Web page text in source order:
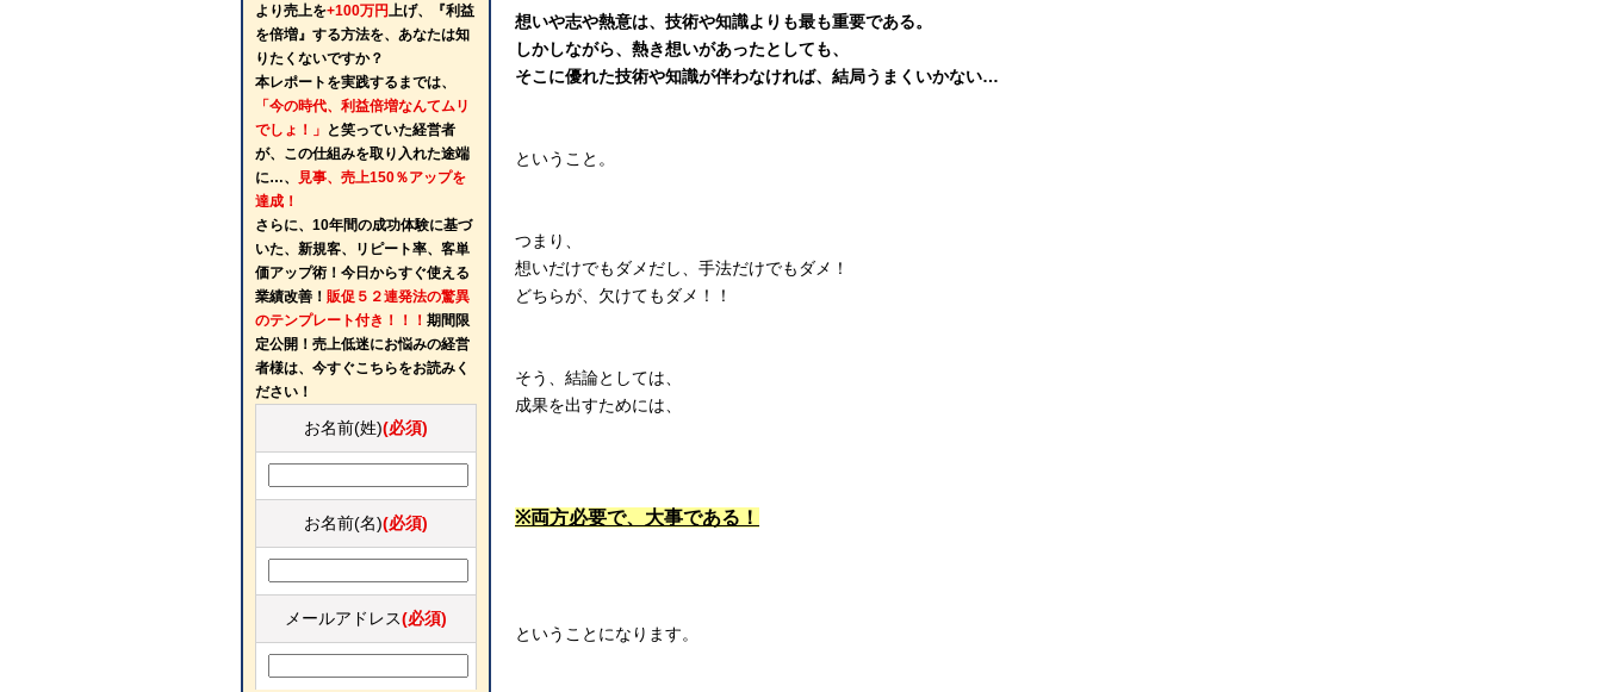
想いや志や熱意は、技術や知識よりも最も重要である。
しかしながら、熱き想いがあったとしても、
そこに優れた技術や知識が伴わなければ、結局うまくいかない…
ということ。
つまり、
想いだけでもダメだし、手法だけでもダメ！
どちらが、欠けてもダメ！！
そう、結論としては、
成果を出すためには、
※両方必要で、大事である！
ということになります。
より売上を+100万円上げ、『利益
を倍増』する方法を、あなたは知
りたくないですか？
本レポートを実践するまでは、
「今の時代、利益倍増なんてムリ
でしょ！」 と笑っていた経営者
が、この仕組みを取り入れた途端
に…、
見事、売上150％アップを
達成！
さらに、10年間の成功体験に基づ
いた、新規客、リピート率、客単
価アップ術！今日からすぐ使える
業績改善！ 販促５２連発法の驚異
のテンプレート付き！！！ 期間限
定公開！売上低迷にお悩みの経営
者様は、今すぐこちらをお読みく
ださい！
お名前(姓)(必須)
お名前(名)(必須)
メールアドレス(必須)